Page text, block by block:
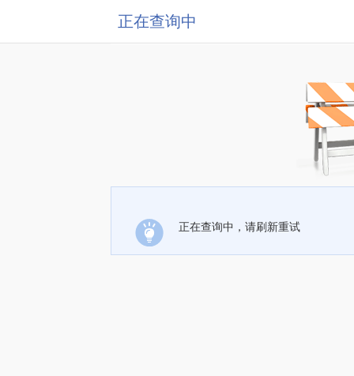
正在查询中
正在查询中，请刷新重试